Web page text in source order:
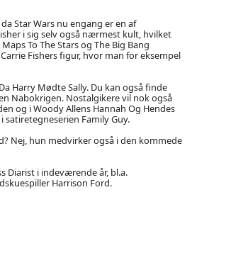
Star Wars nu engang er en af
i sig selv også nærmest kult, hvilket
To The Stars og The Big Bang
Fishers figur, hvor man for eksempel
Harry Mødte Sally. Du kan også finde
Nabokrigen. Nostalgikere vil nok også
og i Woody Allens Hannah Og Hendes
satiretegneserien Family Guy.
Nej, hun medvirker også i den kommede
Diarist i indeværende år, bl.a.
Harrison Ford.